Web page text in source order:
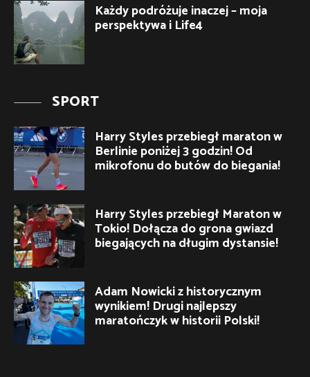
Każdy podróżuje inaczej – moja
perspektywa i Life4
SPORT
Harry Styles przebiegł maraton w
Berlinie poniżej 3 godzin! Od
mikrofonu do butów do biegania!
Harry Styles przebiegł Maraton w
Tokio! Dołącza do grona gwiazd
biegających na długim dystansie!
Adam Nowicki z historycznym
wynikiem! Drugi najlepszy
maratończyk w historii Polski!